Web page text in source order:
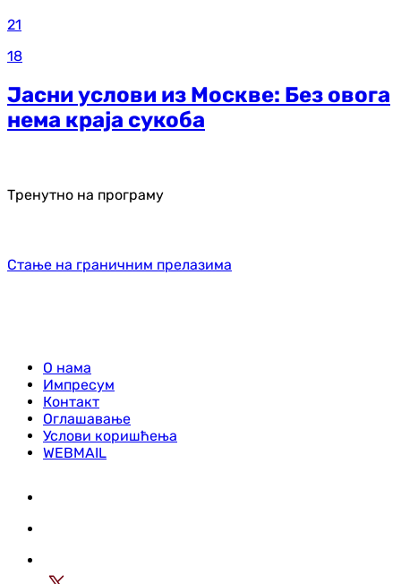
21
18
Јасни услови из Москве: Без овога
нема краја сукоба
Тренутно на програму
Стање на граничним прелазима
О нама
Импресум
Контакт
Оглашавање
Услови коришћења
WEBMAIL